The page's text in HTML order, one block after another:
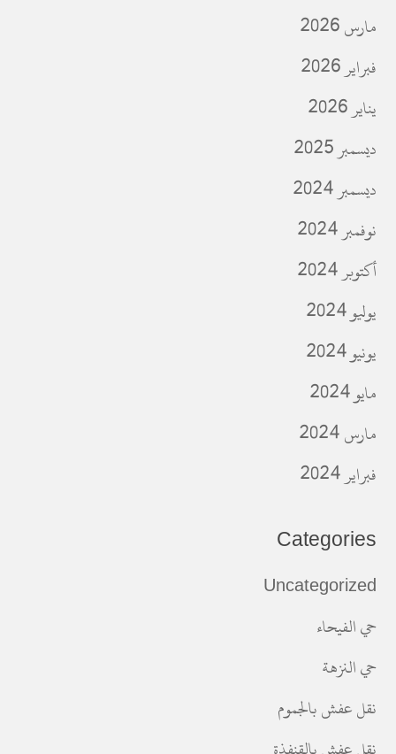
مارس 2026
فبراير 2026
يناير 2026
ديسمبر 2025
ديسمبر 2024
نوفمبر 2024
أكتوبر 2024
يوليو 2024
يونيو 2024
مايو 2024
مارس 2024
فبراير 2024
Categories
Uncategorized
حي الفيحاء
حي النزهة
نقل عفش بالجموم